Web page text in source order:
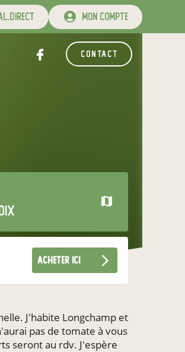
mon compte
contact
acheter ici
J'habite Longchamp et
pas de tomate à vous
seront au rdv. J'espère